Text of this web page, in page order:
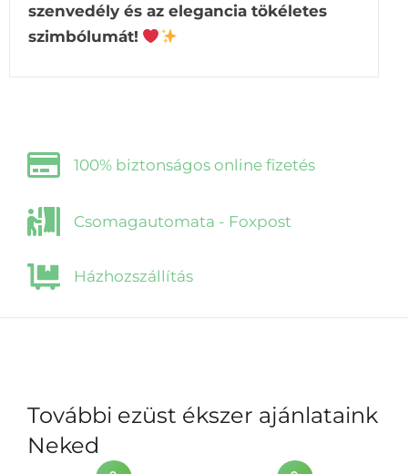
szenvedély és az elegancia tökéletes
szimbólumát!
100% biztonságos online fizetés
Csomagautomata - Foxpost
Házhozszállítás
További ezüst ékszer ajánlataink
Neked